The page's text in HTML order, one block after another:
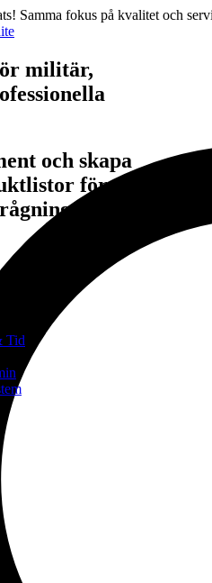
Tid
Samma fokus på kvalitet och
militär,
och skapa
för effektiva